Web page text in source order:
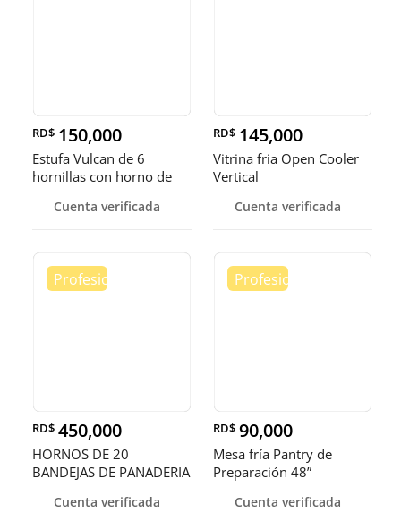
RD$ 150,000
Estufa Vulcan de 6
hornillas con horno de
Cuenta verificada
RD$ 145,000
Vitrina fria Open Cooler
Vertical
Cuenta verificada
RD$ 450,000
HORNOS DE 20
BANDEJAS DE PANADERIA
Cuenta verificada
RD$ 90,000
Mesa fría Pantry de
Preparación 48”
Cuenta verificada